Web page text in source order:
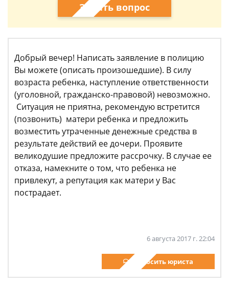
Задать вопрос
Добрый вечер! Написать заявление в полицию
Вы можете (описать произошедшие). В силу
возраста ребенка, наступление ответственности
(уголовной, гражданско-правовой) невозможно.
Ситуация не приятна, рекомендую встретится
(позвонить) матери ребенка и предложить
возместить утраченные денежные средства в
результате действий ее дочери. Проявите
великодушие предложите рассрочку. В случае ее
отказа, намекните о том, что ребенка не
привлекут, а репутация как матери у Вас
пострадает.
6 августа 2017 г. 22:04
Спросить юриста